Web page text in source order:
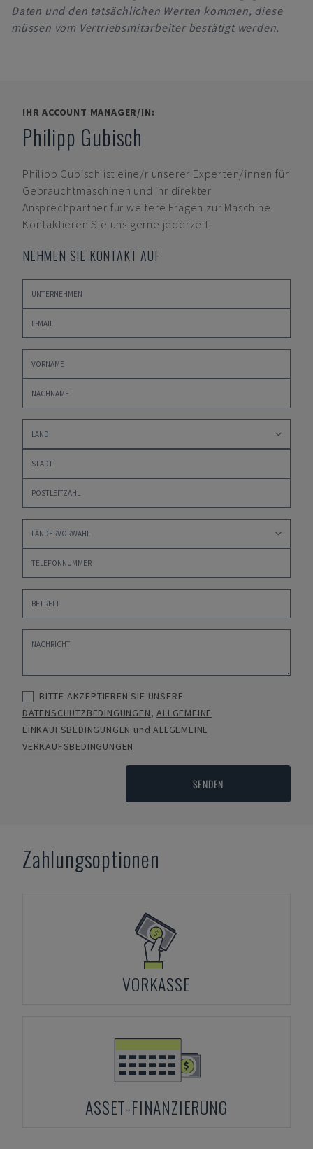
Daten und den tatsächlichen Werten kommen, diese
müssen vom Vertriebsmitarbeiter bestätigt werden.
IHR ACCOUNT MANAGER/IN:
Philipp Gubisch
Philipp Gubisch ist eine/r unserer Experten/innen für
Gebrauchtmaschinen und Ihr direkter
Ansprechpartner für weitere Fragen zur Maschine.
Kontaktieren Sie uns gerne jederzeit.
NEHMEN SIE KONTAKT AUF
BITTE AKZEPTIEREN SIE UNSERE
DATENSCHUTZBEDINGUNGEN,ALLGEMEINE
EINKAUFSBEDINGUNGEN undALLGEMEINE
VERKAUFSBEDINGUNGEN
SENDEN
Zahlungsoptionen
VORKASSE
ASSET-FINANZIERUNG